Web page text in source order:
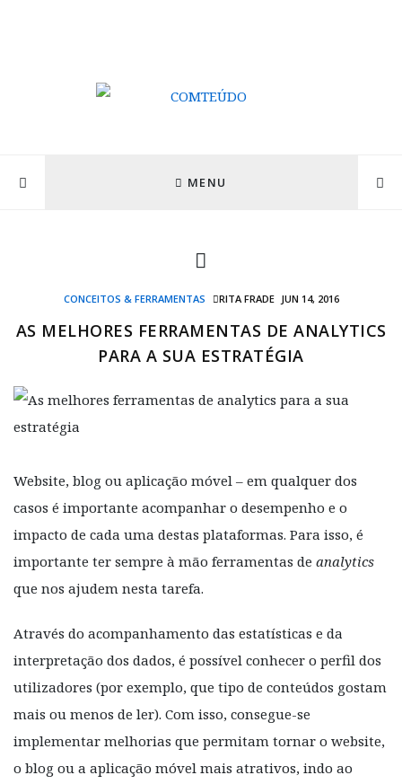
MENU
CONCEITOS & FERRAMENTAS RITA FRADE JUN 14, 2016
AS MELHORES FERRAMENTAS DE ANALYTICS
PARA A SUA ESTRATÉGIA
Website, blog ou aplicação móvel – em qualquer dos
casos é importante acompanhar o desempenho e o
impacto de cada uma destas plataformas. Para isso, é
importante ter sempre à mão ferramentas de analytics
que nos ajudem nesta tarefa.
Através do acompanhamento das estatísticas e da
interpretação dos dados, é possível conhecer o perfil dos
utilizadores (por exemplo, que tipo de conteúdos gostam
mais ou menos de ler). Com isso, consegue-se
implementar melhorias que permitam tornar o website,
o blog ou a aplicação móvel mais atrativos, indo ao